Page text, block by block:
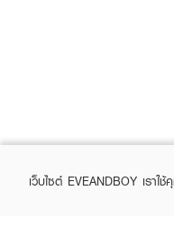
เว็บไซต์ EVEANDBOY เรา